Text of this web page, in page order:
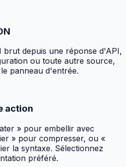
brut depuis une réponse d'API,
ou toute autre source,
panneau d'entrée.
action
» pour embellir avec
» pour compresser, ou «
la syntaxe. Sélectionnez
préféré.